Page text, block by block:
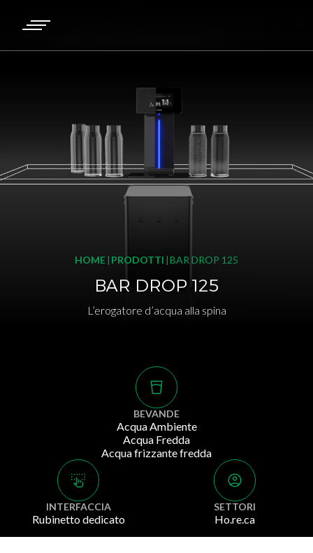
HOME PRODOTTI BAR DROP 125
BAR DROP 125
L’erogatore d’acqua alla spina
BEVANDE
Acqua Ambiente
Acqua Fredda
Acqua frizzante fredda
INTERFACCIA
Rubinetto dedicato
SETTORI
Ho.re.ca